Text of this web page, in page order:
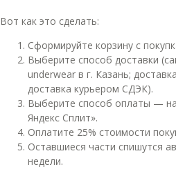
Вот как это сделать:
Сформируйте корзину с
Выберите способ доставки
underwear в г. Казань;
доставка курьером СДЭК).
Выберите способ оплаты —
Яндекс Сплит».
Оплатите 25% стоимости
Оставшиеся части спишутся
недели.